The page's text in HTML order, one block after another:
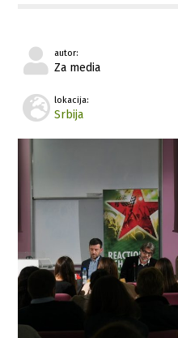
autor:
Za media
lokacija:
Srbija